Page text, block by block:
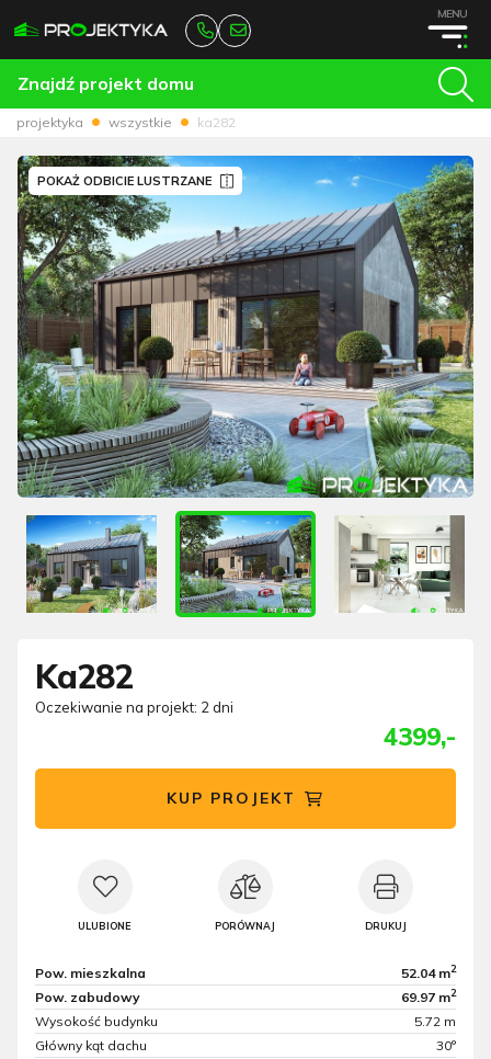
MENU
Znajdź projekt domu
projektyka wszystkie ka282
POKAŻ ODBICIE LUSTRZANE
Ka282
Oczekiwanie na projekt: 2 dni
4399,-
KUP PROJEKT
ULUBIONE PORÓWNAJ DRUKUJ
Pow. mieszkalna 52.04 m2
Pow. zabudowy 69.97 m2
Wysokość budynku
5.72 m
Główny kąt dachu
30°